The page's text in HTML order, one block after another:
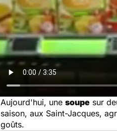
Aujourd'hui, une soupe sur
saison, aux Saint-Jacques,
goûts.